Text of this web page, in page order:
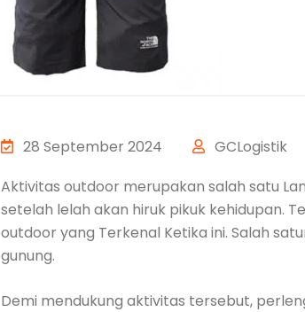
28 September 2024 GCLogistik
Aktivitas outdoor merupakan salah satu
setelah lelah akan hiruk pikuk kehidupan.
outdoor yang Terkenal Ketika ini. Salah
gunung.
Demi mendukung aktivitas tersebut,